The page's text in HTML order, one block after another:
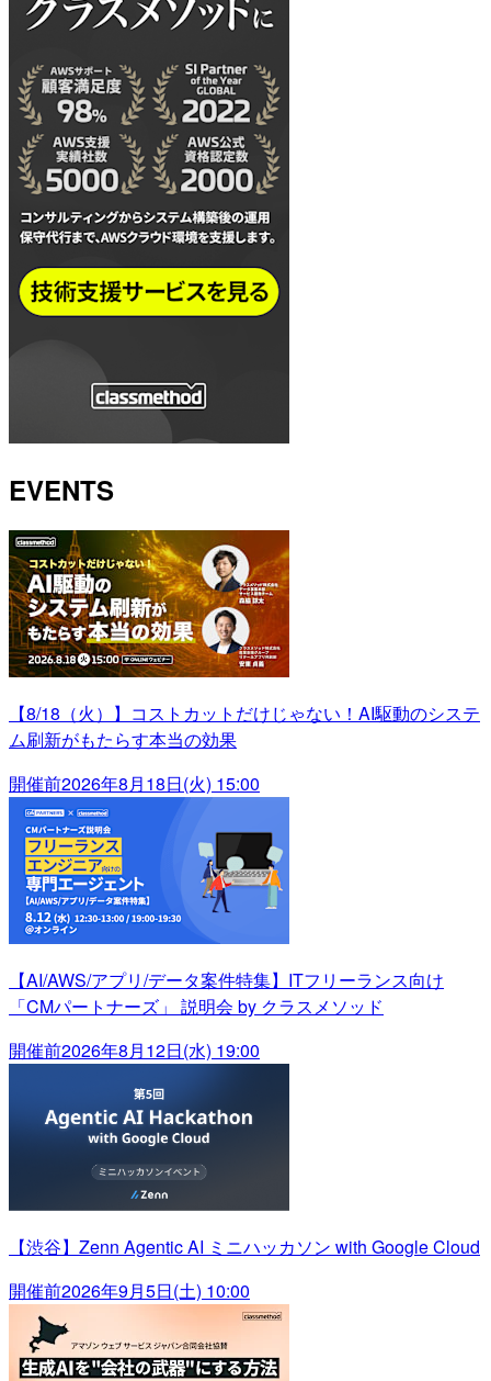
EVENTS
【8/18（火）】コストカットだけじゃない！AI駆動のシステ
ム刷新がもたらす本当の効果
開催前2026年8月18日(火) 15:00
【AI/AWS/アプリ/データ案件特集】ITフリーランス向け
「CMパートナーズ」 説明会 by クラスメソッド
開催前2026年8月12日(水) 19:00
【渋谷】Zenn Agentic AI ミニハッカソン with Google Cloud
開催前2026年9月5日(土) 10:00